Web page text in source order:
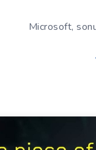
Microsoft,